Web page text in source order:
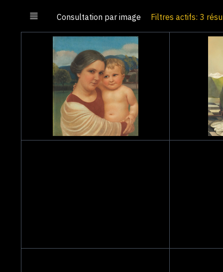
Consultation par image Filtres actifs: 3